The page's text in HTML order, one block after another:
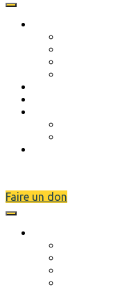
Faire un don